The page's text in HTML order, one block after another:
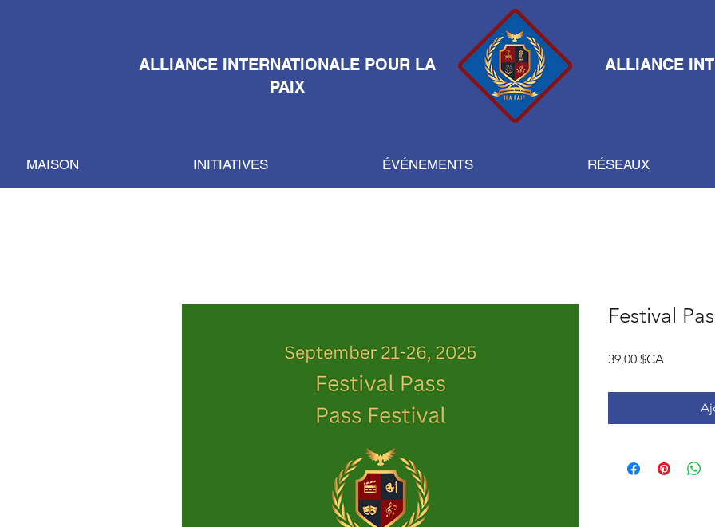
ALLIANCE INTERNATIONALE POUR LA
PAIX
ALLIANCE
MAISON INITIATIVES ÉVÉNEMENTS RÉSEAUX
Festival
39,00 $CAPrix